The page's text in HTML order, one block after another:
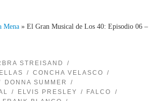
Mena » El Gran Musical de Los 40: Episodio 06 –
STREISAND
CONCHA VELASCO
DONNA SUMMER
ELVIS PRESLEY
FALCO